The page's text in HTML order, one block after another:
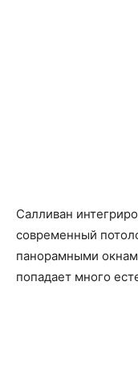
Салливан
современный
панорамными
попадает много